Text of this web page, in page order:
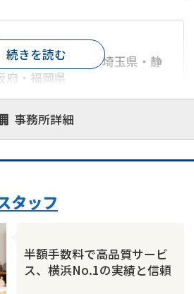
事務所詳細
奈川県・千葉県・埼玉県・静
府・福岡県
オンライン面談可能
円以上の買取可
業歴10年以上
士業連携有り
続きを読む
タッフ
半額手数料で高品質サービ
ス、横浜No.1の実績と信頼